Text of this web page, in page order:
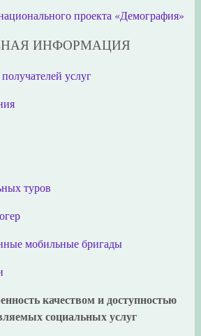
проекта «Демография»
ИНФОРМАЦИЯ
услуг
туров
мобильные бригады
качеством и доступностью
социальных услуг